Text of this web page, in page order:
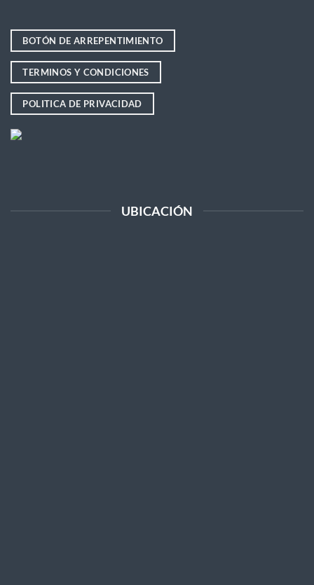
BOTÓN DE ARREPENTIMIENTO
TERMINOS Y CONDICIONES
POLITICA DE PRIVACIDAD
UBICACIÓN